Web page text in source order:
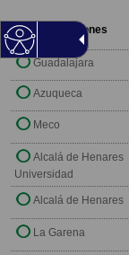
Estaciones
Guadalajara
Azuqueca
Meco
Alcalá de Henares
Universidad
Alcalá de Henares
La Garena